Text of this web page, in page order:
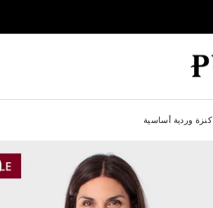
كنزة وردية أساسية